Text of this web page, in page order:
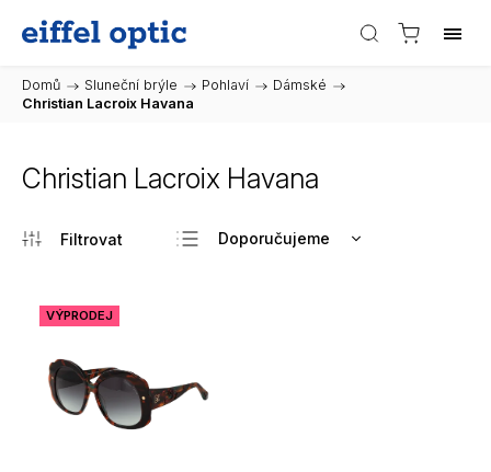
Domů / Sluneční brýle / Pohlaví / Dámské /
Christian Lacroix Havana
Christian Lacroix Havana
Doporučujeme
VÝPRODEJ